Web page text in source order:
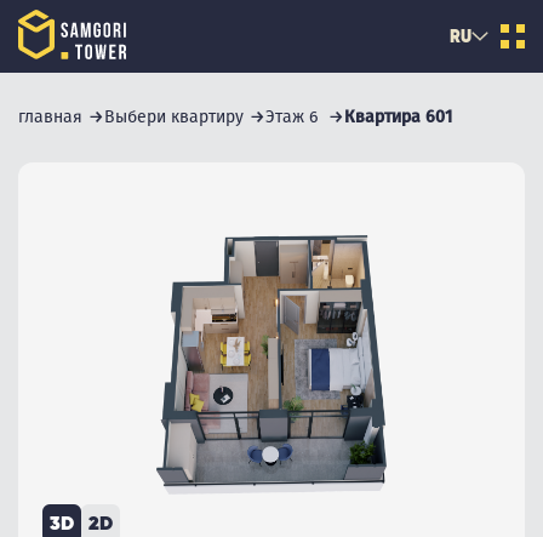
RU
главная Выбери квартиру Этаж 6 Квартира 601
3D 2D